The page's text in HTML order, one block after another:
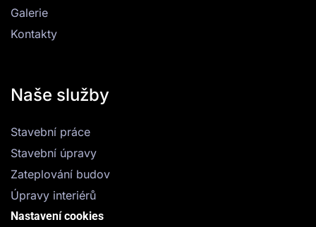
Galerie
Kontakty
Naše služby
Stavební práce
Stavební úpravy
Zateplování budov
Úpravy interiérů
Nastavení cookies